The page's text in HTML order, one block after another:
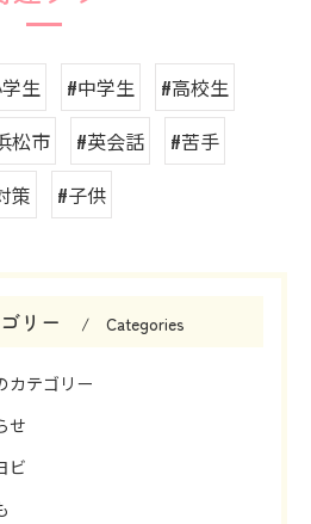
生 #中学生
#高校生
松市 #英会話
#苦手
策
#子供
リー Categories
カテゴリー
せ
ビ